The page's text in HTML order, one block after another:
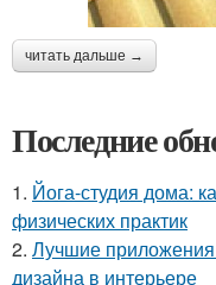
читать дальше →
Последние
1. Йога-студия дома:
физических практик
2. Лучшие приложения
дизайна в интерьере